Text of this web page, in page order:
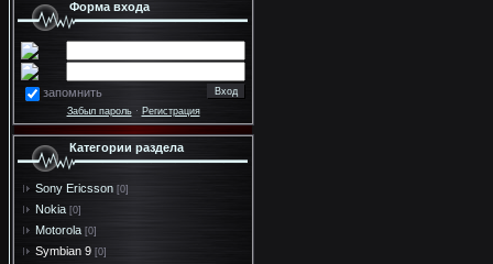
Форма входа
запомнить
Забыл пароль· Регистрация
Категории раздела
Sony Ericsson [0]
Nokia [0]
Motorola [0]
Symbian 9 [0]